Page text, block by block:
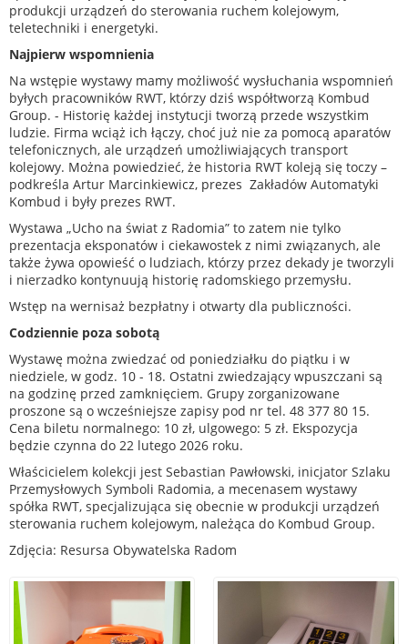
produkcji urządzeń do sterowania ruchem kolejowym,
teletechniki i energetyki.
Najpierw wspomnienia
Na wstępie wystawy mamy możliwość wysłuchania wspomnień
byłych pracowników RWT, którzy dziś współtworzą Kombud
Group. - Historię każdej instytucji tworzą przede wszystkim
ludzie. Firma wciąż ich łączy, choć już nie za pomocą aparatów
telefonicznych, ale urządzeń umożliwiających transport
kolejowy. Można powiedzieć, że historia RWT koleją się toczy –
podkreśla Artur Marcinkiewicz, prezes Zakładów Automatyki
Kombud i były prezes RWT.
Wystawa „Ucho na świat z Radomia” to zatem nie tylko
prezentacja eksponatów i ciekawostek z nimi związanych, ale
także żywa opowieść o ludziach, którzy przez dekady je tworzyli
i nierzadko kontynuują historię radomskiego przemysłu.
Wstęp na wernisaż bezpłatny i otwarty dla publiczności.
Codziennie poza sobotą
Wystawę można zwiedzać od poniedziałku do piątku i w
niedziele, w godz. 10 - 18. Ostatni zwiedzający wpuszczani są
na godzinę przed zamknięciem. Grupy zorganizowane
proszone są o wcześniejsze zapisy pod nr tel. 48 377 80 15.
Cena biletu normalnego: 10 zł, ulgowego: 5 zł. Ekspozycja
będzie czynna do 22 lutego 2026 roku.
Właścicielem kolekcji jest Sebastian Pawłowski, inicjator Szlaku
Przemysłowych Symboli Radomia, a mecenasem wystawy
spółka RWT, specjalizująca się obecnie w produkcji urządzeń
sterowania ruchem kolejowym, należąca do Kombud Group.
Zdjęcia: Resursa Obywatelska Radom